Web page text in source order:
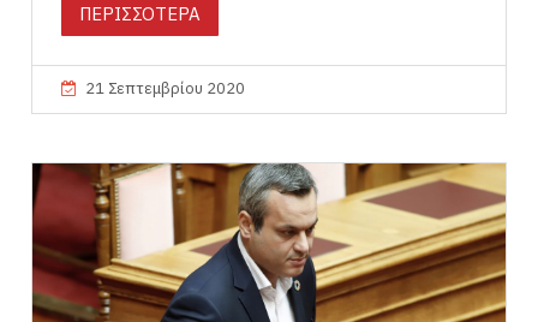
ΠΕΡΙΣΣΟΤΕΡΑ
21 Σεπτεμβρίου 2020